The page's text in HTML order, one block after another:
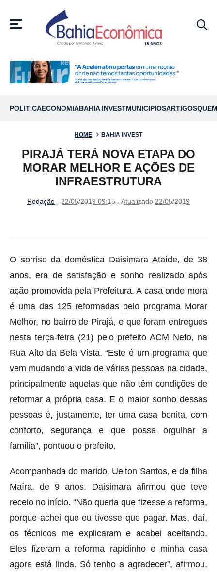
MENU
POLÍTICAECONOMIABAHIA INVESTMUNICÍPIOSARTIGOS
HOME BAHIA INVEST
PIRAJÁ TERÁ NOVA ETAPA DO
MORAR MELHOR E AÇÕES DE
INFRAESTRUTURA
Redação - 22/05/2019 09:15 - Atualizado 22/05/2019
O sorriso da doméstica Daisimara Ataíde, de 38
anos, era de satisfação e sonho realizado após
ação promovida pela Prefeitura. A casa onde mora
é uma das 125 reformadas pelo programa Morar
Melhor, no bairro de Pirajá, e que foram entregues
nesta terça-feira (21) pelo prefeito ACM Neto, na
Rua Alto da Bela Vista. “Este é um programa que
vem mudando a vida de várias pessoas na cidade,
principalmente aquelas que não têm condições de
reformar a própria casa. E o maior sonho dessas
pessoas é, justamente, ter uma casa bonita, com
conforto, segurança e que possa orgulhar a
família”, pontuou o prefeito.
Acompanhada do marido, Uelton Santos, e da filha
Maíra, de 9 anos, Daisimara afirmou que teve
receio no início. “Não queria que fizesse a reforma,
porque achei que eu tivesse que pagar. Mas, daí,
os técnicos me explicaram e acabei aceitando.
Eles fizeram a reforma rapidinho e minha casa
agora está linda. Só tenho a agradecer”, afirmou.